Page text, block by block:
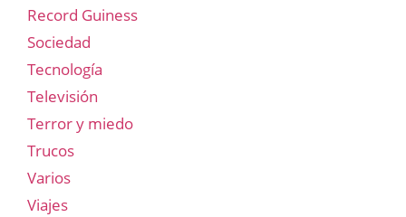
Record Guiness
Sociedad
Tecnología
Televisión
Terror y miedo
Trucos
Varios
Viajes